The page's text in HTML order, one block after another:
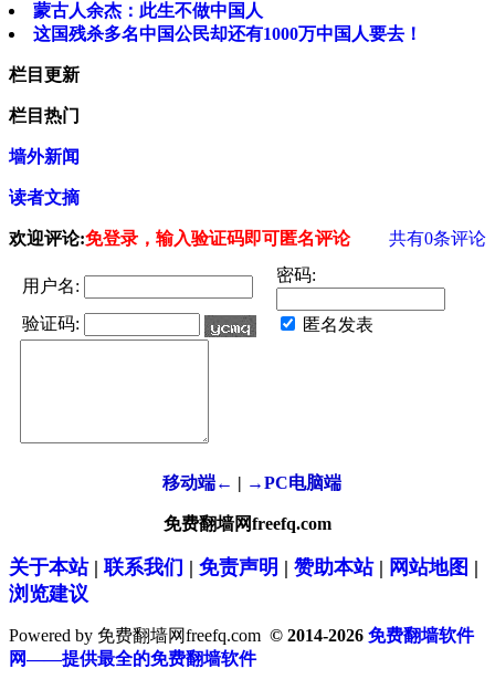
蒙古人余杰：此生不做中国人
这国残杀多名中国公民却还有1000万中国人要去！
栏目更新
栏目热门
墙外新闻
读者文摘
欢迎评论:免登录，输入验证码即可匿名评论 共有0条评论
用户名:
密码:
验证码: 匿名发表
移动端← | →PC电脑端
免费翻墙网freefq.com
关于本站| 联系我们 | 免责声明 | 赞助本站| 网站地图 |
浏览建议
Powered by 免费翻墙网freefq.com © 2014-2026 免费翻墙软件
网——提供最全的免费翻墙软件